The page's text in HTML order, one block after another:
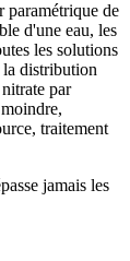
paramétrique de
d'une eau, les
les solutions
la distribution
par
traitement
jamais les